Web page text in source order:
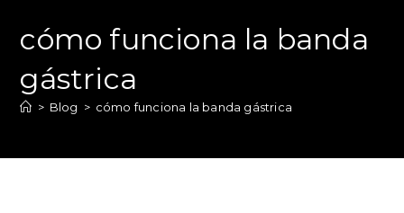
cómo funciona la banda
gástrica
> Blog > cómo funciona la banda gástrica